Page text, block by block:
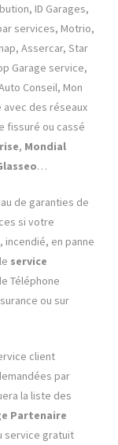
ID Garages,
services, Motrio,
Assercar, Star
Garage service,
Conseil, Mon
avec des réseaux
fissuré ou cassé
, Mondial
…
de garanties de
si votre
en panne
service
Téléphone
ou sur
client
par
la liste des
Partenaire
service gratuit